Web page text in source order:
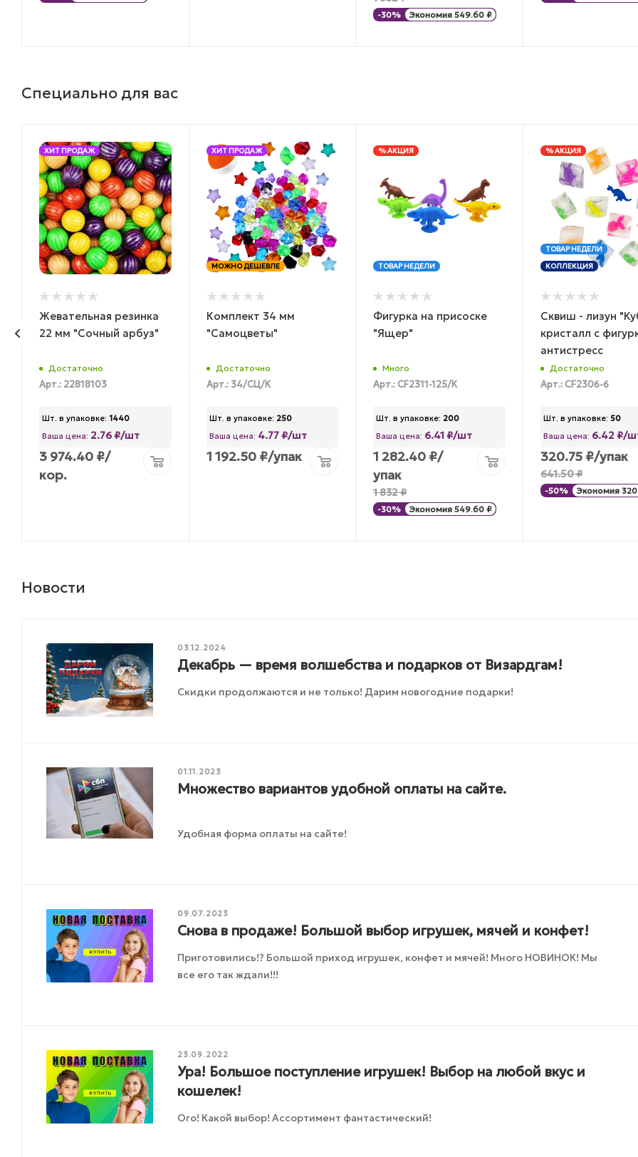
-30% Экономия 549.60 ₽
Специально для вас
ХИТ ПРОДАЖ
Жевательная резинка
22 мм "Сочный арбуз"
Достаточно
Арт.: 22818103
Шт. в упаковке: 1440
Ваша цена: 2.76 ₽/шт
3 974.40₽/
кор.
ХИТ ПРОДАЖ
МОЖНО ДЕШЕВЛЕ
Комплект 34 мм
"Самоцветы"
Достаточно
Арт.: 34/СЦ/К
Шт. в упаковке: 250
Ваша цена: 4.77 ₽/шт
1 192.50₽/упак
% АКЦИЯ
ТОВАР НЕДЕЛИ
Фигурка на присоске
"Ящер"
Много
Арт.: CF2311-125/К
Шт. в упаковке: 200
Ваша цена: 6.41 ₽/шт
1 282.40 ₽/
упак
1 832₽
-30% Экономия 549.60 ₽
% АКЦИЯ
ТОВАР НЕДЕЛИ
КОЛЛЕКЦИЯ
Сквиш - лизун
кристалл с
антистресс
Достаточно
Арт.: CF2306-6
Шт. в упаковке: 50
Ваша цена: 6.42 ₽/
320.75 ₽/упак
641.50₽
-50% Экономия
Новости
03.12.2024
Декабрь — время волшебства и подарков от Визардгам!
Скидки продолжаются и не только! Дарим новогодние подарки!
01.11.2023
Множество вариантов удобной оплаты на сайте.
Удобная форма оплаты на сайте!
09.07.2023
Снова в продаже! Большой выбор игрушек, мячей и конфет!
Приготовились!? Большой приход игрушек, конфет и мячей! Много НОВИНОК! Мы
все его так ждали!!!
23.09.2022
Ура! Большое поступление игрушек! Выбор на любой вкус и
кошелек!
Ого! Какой выбор! Ассортимент фантастический!